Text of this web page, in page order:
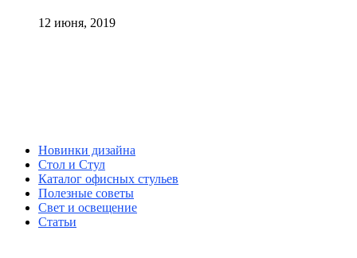
12 июня, 2019
Новинки дизайна
Стол и Стул
Каталог офисных стульев
Полезные советы
Свет и освещение
Статьи